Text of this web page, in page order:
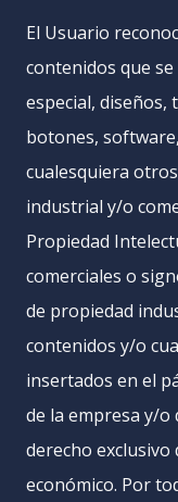
El Usuario
contenidos que
especial, diseños,
botones,
cualesquiera
industrial y/o
Propiedad
comerciales o
de propiedad
contenidos y/o
insertados en el
de la empresa y/o
derecho
económico. Por